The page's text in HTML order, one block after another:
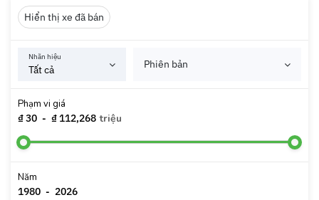
Hiển thị xe đã bán
Nhãn hiệu
Phiên bản
Phạm vi giá
₫ 30 - ₫ 112,268 triệu
Năm
1980 - 2026